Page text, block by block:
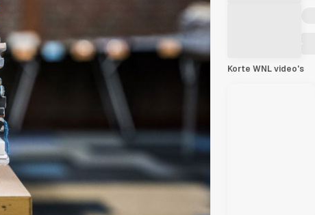
Korte WNL video's